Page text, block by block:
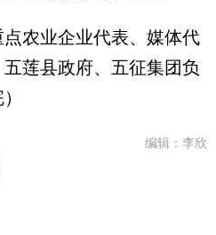
农业企业代表、媒体代
莲县政府、五征集团负
编辑：李欣